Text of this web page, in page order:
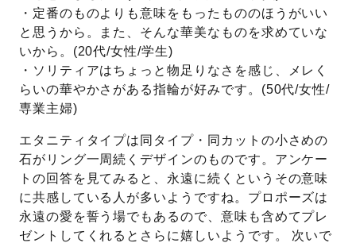
・定番のものよりも意味をもったもののほうがいい
と思うから。また、そんな華美なものを求めていな
いから。(20代/女性/学生)
・ソリティアはちょっと物足りなさを感じ、メレく
らいの華やかさがある指輪が好みです。(50代/女性/
専業主婦)
エタニティタイプは同タイプ・同カットの小さめの
石がリング一周続くデザインのものです。アンケー
トの回答を見てみると、永遠に続くというその意味
に共感している人が多いようですね。プロポーズは
永遠の愛を誓う場でもあるので、意味も含めてプレ
ゼントしてくれるとさらに嬉しいようです。 次いで